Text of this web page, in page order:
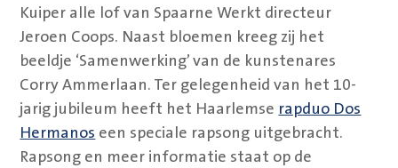
Kuiper alle lof van Spaarne Werkt directeur
Jeroen Coops. Naast bloemen kreeg zij het
beeldje ‘Samenwerking’ van de kunstenares
Corry Ammerlaan. Ter gelegenheid van het 10-
jarig jubileum heeft het Haarlemse rapduo Dos
Hermanos een speciale rapsong uitgebracht.
Rapsong en meer informatie staat op de